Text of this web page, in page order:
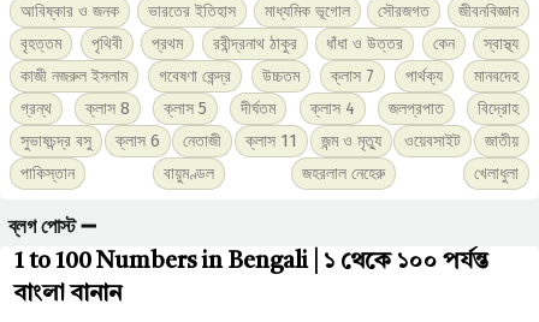
আবিষ্কার ও জনক
ভারতের ইতিহাস মাধ্যমিক ভূগোল সৌরজগত
জীবনবিজ্ঞান
বৃহত্তম
পৃথিবী প্রথম রবীন্দ্রনাথ ঠাকুর ধাঁধা ও উত্তর কেন
স্বাস্থ্য
কাজী নজরুল ইসলাম
গবেষণা কেন্দ্র উচ্চতম ক্লাস 7 পার্থক্য
মানবদেহ
গ্রন্থ
ক্লাস 8 ক্লাস 5 দীর্ঘতম ক্লাস 4 জলপ্রপাত
বিদ্রোহ
সুভাষচন্দ্র বসু
ক্লাস 6 নেতাজী ক্লাস 11 জন্ম ও মৃত্যু ওয়েবসাইট
জাতীয়
পাকিস্তান
বায়ুমণ্ডল জহরলাল নেহেরু খেলাধুলা
ব্লগ পোস্ট ➖
1 to 100 Numbers in Bengali | ১ থেকে ১০০ পর্যন্ত
বাংলা বানান